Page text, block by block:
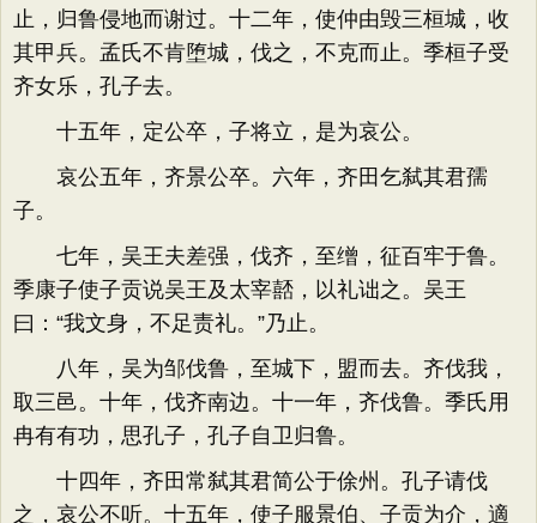
止，归鲁侵地而谢过。十二年，使仲由毁三桓城，收
其甲兵。孟氏不肯堕城，伐之，不克而止。季桓子受
齐女乐，孔子去。
十五年，定公卒，子将立，是为哀公。
哀公五年，齐景公卒。六年，齐田乞弑其君孺
子。
七年，吴王夫差强，伐齐，至缯，征百牢于鲁。
季康子使子贡说吴王及太宰嚭，以礼诎之。吴王
曰：“我文身，不足责礼。”乃止。
八年，吴为邹伐鲁，至城下，盟而去。齐伐我，
取三邑。十年，伐齐南边。十一年，齐伐鲁。季氏用
冉有有功，思孔子，孔子自卫归鲁。
十四年，齐田常弑其君简公于俆州。孔子请伐
之，哀公不听。十五年，使子服景伯、子贡为介，適